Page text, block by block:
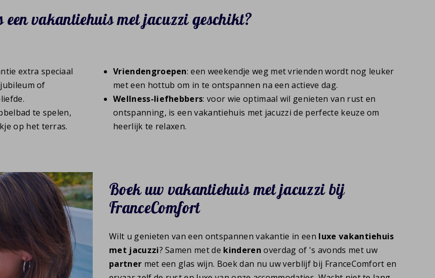
een vakantiehuis met jacuzzi geschikt?
extra speciaal
of
te spelen,
op het terras.
Vriendengroepen: een weekendje weg met vrienden wordt nog leuker
met een hottub om in te ontspannen na een actieve dag.
Wellness-liefhebbers: voor wie optimaal wil genieten van rust en
ontspanning, is een vakantiehuis met jacuzzi de perfecte keuze om
heerlijk te relaxen.
Boek uw vakantiehuis met jacuzzi bij
FranceComfort
Wilt u genieten van een ontspannen vakantie in een luxe vakantiehuis
met jacuzzi? Samen met de kinderen overdag of 's avonds met uw
partner met een glas wijn. Boek dan nu uw verblijf bij FranceComfort en